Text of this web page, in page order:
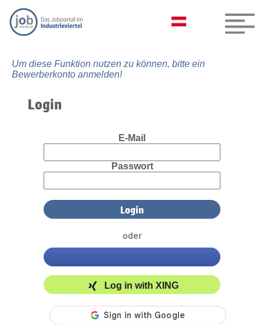
Um diese Funktion nutzen zu können, bitte ein
Bewerberkonto anmelden!
Login
E-Mail
Passwort
oder
Log in with XING